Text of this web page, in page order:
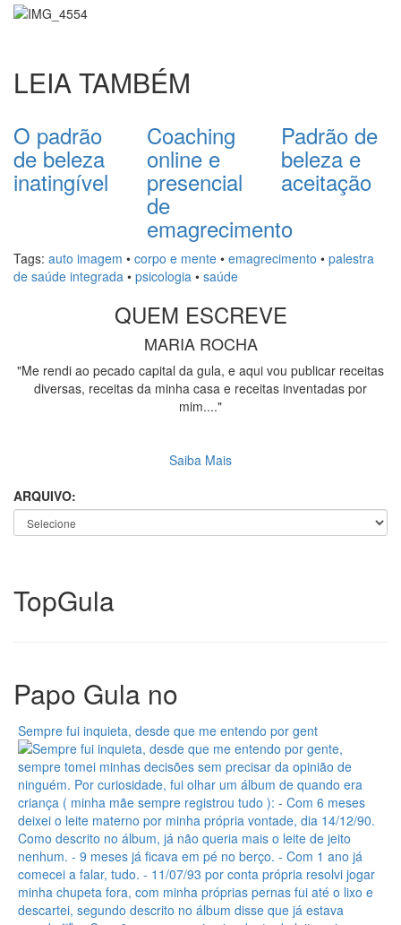
LEIA TAMBÉM
O padrão
de beleza
inatingível
Coaching
online e
presencial
de
emagrecimento
Padrão de
beleza e
aceitação
Tags: auto imagem • corpo e mente • emagrecimento • palestra
de saúde integrada • psicologia • saúde
QUEM ESCREVE
MARIA ROCHA
"Me rendi ao pecado capital da gula, e aqui vou publicar receitas
diversas, receitas da minha casa e receitas inventadas por
mim...."
Saiba Mais
ARQUIVO:
TopGula
Papo Gula no
Sempre fui inquieta, desde que me entendo por gent